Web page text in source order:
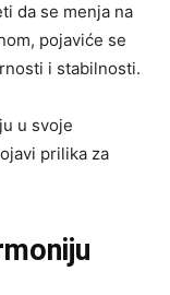
da se menja na
pojaviće se
i stabilnosti.
u svoje
prilika za